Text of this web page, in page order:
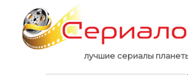
content
лучшие сериалы